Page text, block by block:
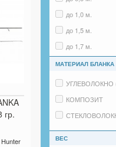
гр.
Волжанка Джерк
Volzhanka Pro
Volzhanka S.
Волжанка
Волжанка Вояж
до 1,0 м.
до 1,5 м.
до 1,7 м.
до 2,4 м.
МАТЕРИАЛ БЛАНКА
УГЛЕВОЛОКНО
КОМПОЗИТ
ВЕС